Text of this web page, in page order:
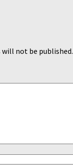
will not be published.